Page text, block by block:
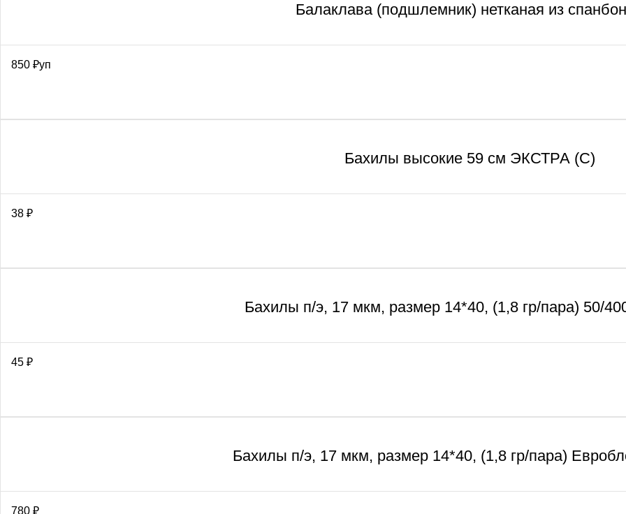
Балаклава (подшлемник) нетканая из
850 ₽уп
Бахилы высокие 59 см ЭКСТРА (С)
38 ₽
Бахилы п/э, 17 мкм, размер 14*40, (1,8 гр/пара) 50/
45 ₽
Бахилы п/э, 17 мкм, размер 14*40, (1,8 гр/пара)
780 ₽